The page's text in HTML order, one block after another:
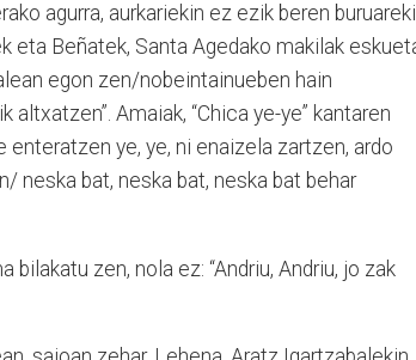
agurra, aurkariekin ez ezik beren
eta Beñatek, Santa Agedako makilak
egon zen/nobeintainueben hain
Amaiak, “Chica ye-ye” kantaren
ye, ye, ni enaizela zartzen, ardo
neska bat, neska bat, neska bat behar
zen, nola ez: “Andriu, Andriu, jo zak